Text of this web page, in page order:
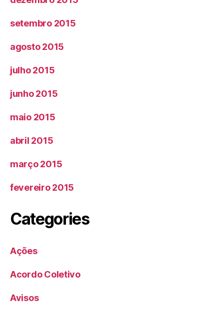
setembro 2015
agosto 2015
julho 2015
junho 2015
maio 2015
abril 2015
março 2015
fevereiro 2015
Categories
Ações
Acordo Coletivo
Avisos